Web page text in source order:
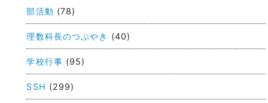
ナ
ビ
ゲ
ー
シ
部活動 (78)
理数科長のつぶやき (40)
学校行事 (95)
SSH (299)